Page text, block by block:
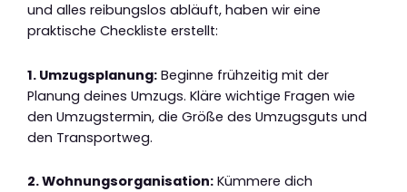
und alles reibungslos abläuft, haben wir eine
praktische Checkliste erstellt:
1. Umzugsplanung: Beginne frühzeitig mit der
Planung deines Umzugs. Kläre wichtige Fragen wie
den Umzugstermin, die Größe des Umzugsguts und
den Transportweg.
2. Wohnungsorganisation: Kümmere dich